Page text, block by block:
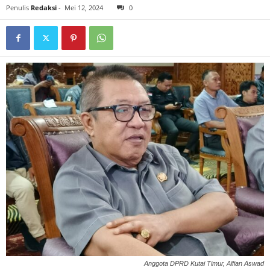
Penulis Redaksi - Mei 12, 2024 0
Anggota DPRD Kutai Timur, Alfian Aswad